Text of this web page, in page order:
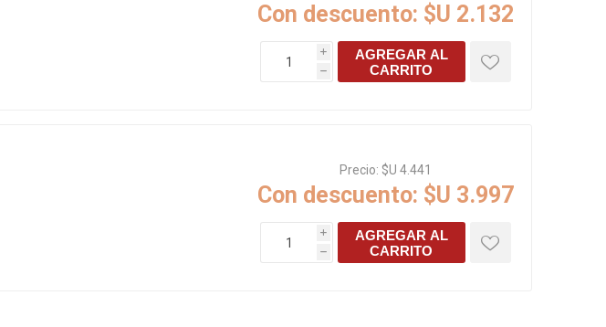
Con descuento: $U 2.132
i
h
AGREGAR AL
CARRITO
Precio: $U 4.441
Con descuento: $U 3.997
i
h
AGREGAR AL
CARRITO